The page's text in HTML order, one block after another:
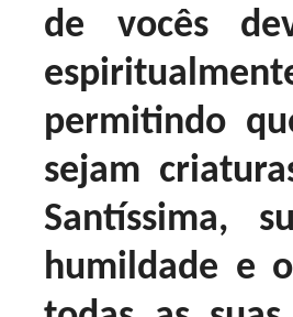
de vocês
permitindo
sejam
Santíssima,
humildade e